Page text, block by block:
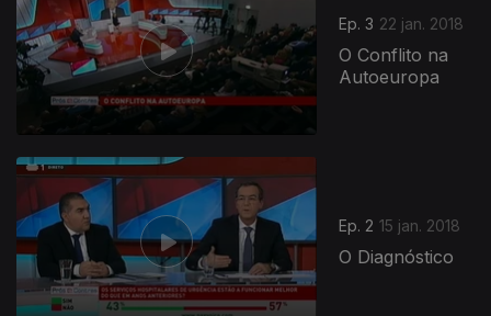
Ep. 3 22 jan. 2018
O Conflito na
Autoeuropa
Ep. 2 15 jan. 2018
O Diagnóstico